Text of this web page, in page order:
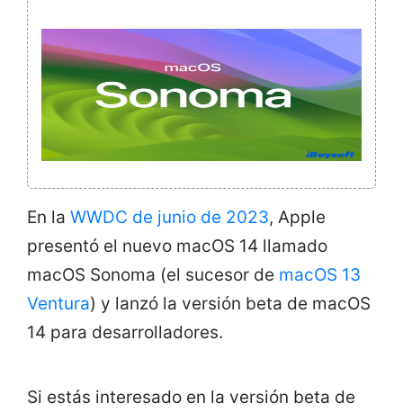
En la WWDC de junio de 2023, Apple
presentó el nuevo macOS 14 llamado
macOS Sonoma (el sucesor de macOS 13
Ventura) y lanzó la versión beta de macOS
14 para desarrolladores.
Si estás interesado en la versión beta de